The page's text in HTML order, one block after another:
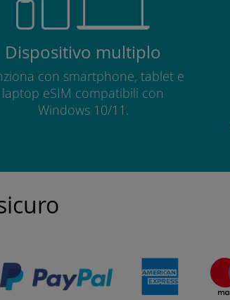
Dispositivo multiplo
con smartphone, tablet e
laptop eSIM compatibili con
Windows 10/11.